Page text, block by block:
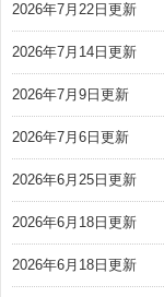
2026年7月22日更新
2026年7月14日更新
2026年7月9日更新
2026年7月6日更新
2026年6月25日更新
2026年6月18日更新
2026年6月18日更新